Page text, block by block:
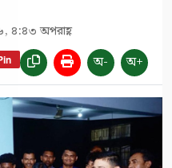
৪:৪৩ অপরাহ্ণ
অ- অ+